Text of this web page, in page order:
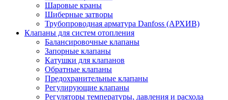
Шаровые краны
Шиберные затворы
Трубопроводная арматура Danfoss (АРХИВ)
Клапаны для систем отопления
Балансировочные клапаны
Запорные клапаны
Катушки для клапанов
Обратные клапаны
Предохранительные клапаны
Регулирующие клапаны
Регуляторы температуры, давления и расхода